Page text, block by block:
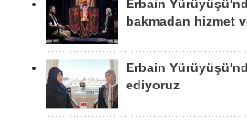
Erbain
bakmadan hizmet
Erbain
ediyoruz